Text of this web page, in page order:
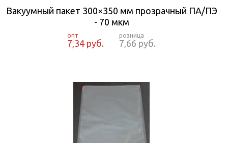
Вакуумный пакет 300×350 мм прозрачный ПА/ПЭ
- 70 мкм
7,34 руб. 7,66 руб.